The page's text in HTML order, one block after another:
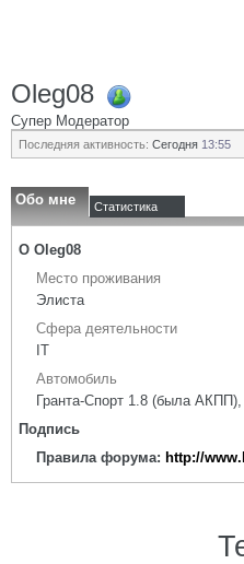
Oleg08
Супер Модератор
Последняя активность: Сегодня 13:55
Обо мне Статистика
О Oleg08
Место проживания
Элиста
Сфера деятельности
IT
Автомобиль
Гранта-Спорт 1.8 (была
Подпись
Правила форума: http://